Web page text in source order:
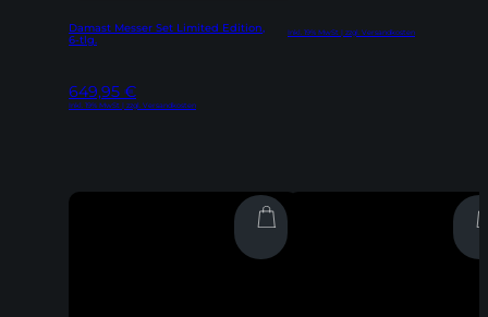
Damast Messer Set Limited Edition,
6-tlg.
649,95 €
Inkl. 19% MwSt | zzgl. Versandkosten
Inkl. 19% MwSt | zzgl. Versandkosten